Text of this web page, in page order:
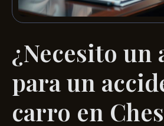
¿Necesito un
para un
carro en